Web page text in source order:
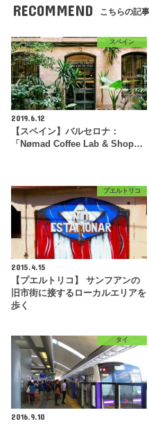
RECOMMEND こちらの記
スペイン
2019.6.12
【スペイン】バルセロナ：
「Nømad Coffee Lab & Shop…
プエルトリコ
2015.4.15
【プエルトリコ】 サンフアンの
旧市街に接するローカルエリアを
歩く
タイ
2016.9.10